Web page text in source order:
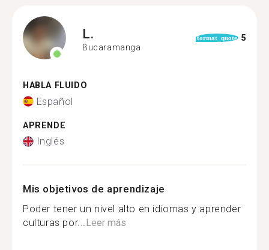
L.
Bucaramanga
format_quote 5
HABLA FLUIDO
Español
APRENDE
Inglés
Mis objetivos de aprendizaje
Poder tener un nivel alto en idiomas y aprender
culturas por...Leer más